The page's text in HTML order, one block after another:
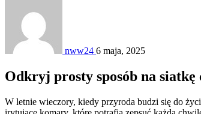
nww24 6 maja, 2025
Odkryj prosty sposób na
W letnie wieczory, kiedy przyroda budzi się do